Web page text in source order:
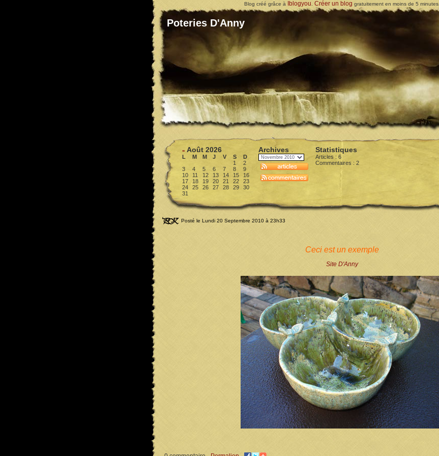
Blog créé grâce à Iblogyou Créer un blog gratuitement en moins de 5 minutes.
Poteries D'Anny
« Août 2026
L M M J V S
D
1
2
3
4 5 6 7 8
9
10
11 12 13 14 15
16
17
18 19 20 21 22
23
24
25 26 27 28 29
30
31
Archives Statistiques
Articles : 6
Commentaires : 2
Posté le Lundi 20 Septembre 2010 à 23h33
Ceci est un exemple
Site D'Anny